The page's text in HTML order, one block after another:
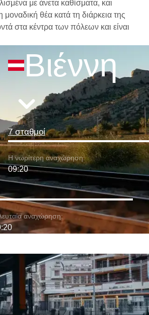
με άνετα καθίσματα, και
θέα κατά τη διάρκεια της
στα κέντρα των πόλεων και είναι
Βιέννη
7 σταθμοί
Η νωρίτερη αναχώρηση:
09:20
αναχώρηση: